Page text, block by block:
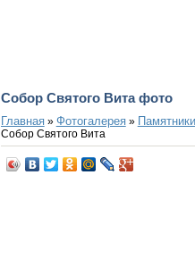
Собор Святого Вита фото
Главная» Фотогалерея»
Собор Святого Вита